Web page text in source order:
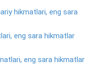
hikmatlari, eng sara
eng sara hikmatlar
eng sara hikmatlar